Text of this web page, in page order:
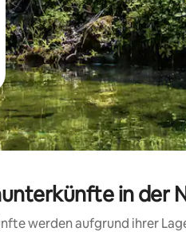
in der
werden aufgrund ihrer